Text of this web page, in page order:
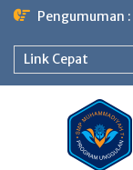
Skip
content
Pengumuman :
Link Cepat